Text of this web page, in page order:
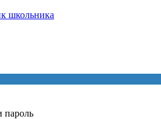
школьника
пароль